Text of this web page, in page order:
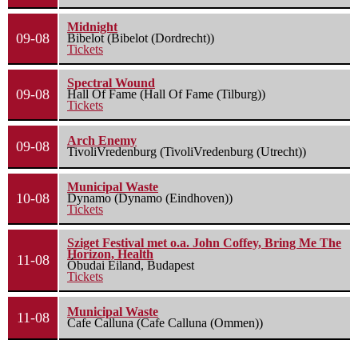
09-08
Midnight
Bibelot (Bibelot (Dordrecht))
Tickets
09-08
Spectral Wound
Hall Of Fame (Hall Of Fame (Tilburg))
Tickets
09-08
Arch Enemy
TivoliVredenburg (TivoliVredenburg (Utrecht))
10-08
Municipal Waste
Dynamo (Dynamo (Eindhoven))
Tickets
11-08
Sziget Festival met o.a. John Coffey, Bring Me The
Horizon, Health
Óbudai Eiland, Budapest
Tickets
11-08
Municipal Waste
Cafe Calluna (Cafe Calluna (Ommen))